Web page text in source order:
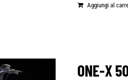
Aggiungi al
ONE-X